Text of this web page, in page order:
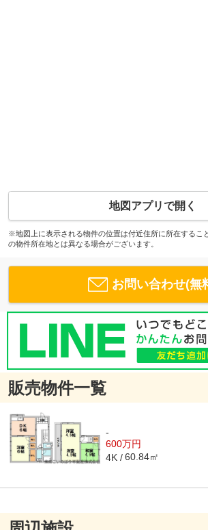
地図アプリで開く
※地図上に表示される物件の位置は付近住所に所在するこ
の物件所在地とは異なる場合がございます。
お問い合わせ(無
販売物件一覧
-
600万円
4K 60.84㎡